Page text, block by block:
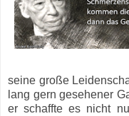
seine große
lang gern gesehener
er schaffte es nicht